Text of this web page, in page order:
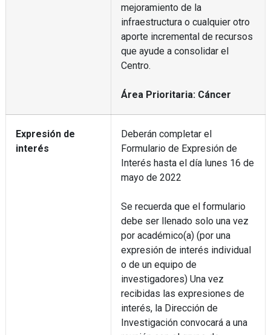
mejoramiento de la
infraestructura o cualquier otro
aporte incremental de recursos
que ayude a consolidar el
Centro.
Área Prioritaria: Cáncer
Expresión de
interés
Deberán completar el
Formulario de Expresión de
Interés hasta el día lunes 16 de
mayo de 2022
Se recuerda que el formulario
debe ser llenado solo una vez
por académico(a) (por una
expresión de interés individual
o de un equipo de
investigadores) Una vez
recibidas las expresiones de
interés, la Dirección de
Investigación convocará a una